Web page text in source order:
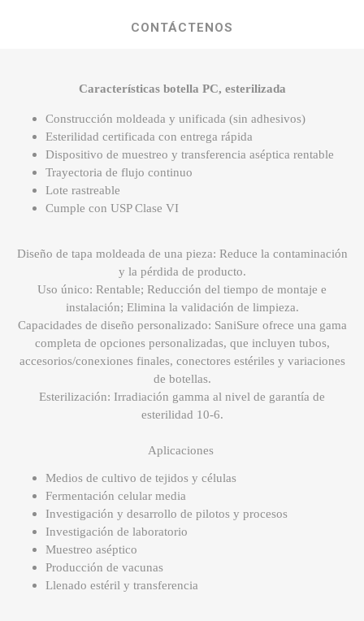
CONTÁCTENOS
Características botella PC, esterilizada
Construcción moldeada y unificada (sin adhesivos)
Esterilidad certificada con entrega rápida
Dispositivo de muestreo y transferencia aséptica rentable
Trayectoria de flujo continuo
Lote rastreable
Cumple con USP Clase VI
Diseño de tapa moldeada de una pieza: Reduce la contaminación
y la pérdida de producto.
Uso único: Rentable; Reducción del tiempo de montaje e
instalación; Elimina la validación de limpieza.
Capacidades de diseño personalizado: SaniSure ofrece una gama
completa de opciones personalizadas, que incluyen tubos,
accesorios/conexiones finales, conectores estériles y variaciones
de botellas.
Esterilización: Irradiación gamma al nivel de garantía de
esterilidad 10-6.
Aplicaciones
Medios de cultivo de tejidos y células
Fermentación celular media
Investigación y desarrollo de pilotos y procesos
Investigación de laboratorio
Muestreo aséptico
Producción de vacunas
Llenado estéril y transferencia